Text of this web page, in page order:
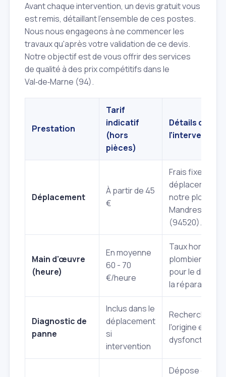
Avant chaque intervention, un devis gratuit vous
est remis, détaillant l'ensemble de ces postes.
Nous nous engageons à ne commencer les
travaux qu'après votre validation de ce devis.
Notre objectif est de vous offrir des services
de qualité à des prix compétitifs dans le
Val‑de‑Marne (94).
Prestation
Tarif
indicatif
(hors
pièces)
Détails de
l'intervention
Déplacement
À partir de 45
€
Frais fixes
déplacement
notre plombier
(94520).
Main d'œuvre
(heure)
En moyenne
60 - 70
€/heure
Taux horaire
plombiers
pour le
la réparation.
Diagnostic de
panne
Inclus dans le
déplacement
si
intervention
Recherche de
l'origine exacte
Dépose de